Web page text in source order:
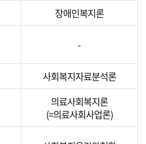
장애인복지론
-
사회복지자료분석론
의료사회복지론
(=의료사회사업론)